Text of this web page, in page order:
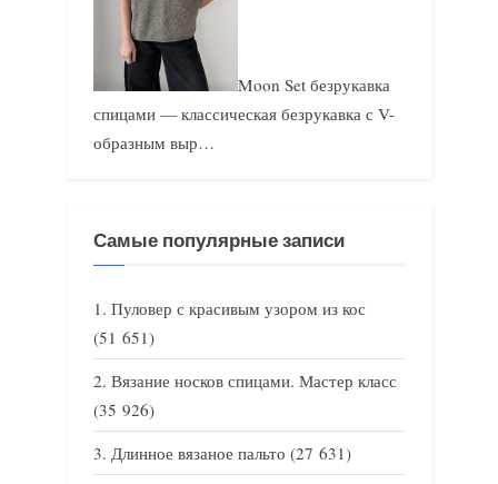
Moon Set безрукавка
спицами — классическая безрукавка с V-
образным выр…
Самые популярные записи
Пуловер с красивым узором из кос
(51 651)
Вязание носков спицами. Мастер класс
(35 926)
Длинное вязаное пальто (27 631)